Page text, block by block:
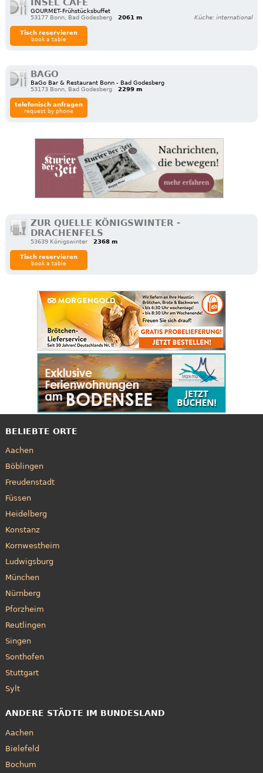
GOURMET-Frühstücksbuffet
53177 Bonn, Bad Godesberg
2061 m Küche: international
Tisch reservieren
book a table
BAGO
BaGo Bar & Restaurant Bonn - Bad Godesberg
53173 Bonn, Bad Godesberg
2299 m
telefonisch anfragen
request by phone
ZUR QUELLE KÖNIGSWINTER -
DRACHENFELS
53639 Königswinter 2368 m
Tisch reservieren
book a table
BELIEBTE ORTE
Aachen
Böblingen
Freudenstadt
Füssen
Heidelberg
Konstanz
Kornwestheim
Ludwigsburg
München
Nürnberg
Pforzheim
Reutlingen
Singen
Sonthofen
Stuttgart
Sylt
ANDERE STÄDTE IM BUNDESLAND
Aachen
Bielefeld
Bochum